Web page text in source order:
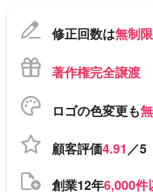
修正回数は無制限
著作権完全譲渡
ロゴの色変更も
顧客評価4.91／5
創業12年6,000件